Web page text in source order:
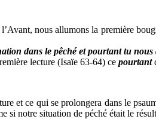
nous allumons la première
dans le pêché et pourtant tu nous
lecture (Isaïe 63-64) ce pourtant
et ce qui se prolongera dans le
si notre situation de péché était le